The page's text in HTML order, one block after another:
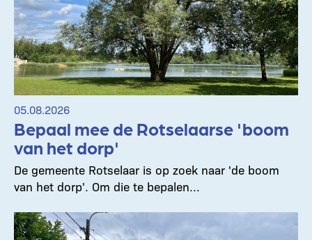
05.08.2026
Bepaal mee de Rotselaarse 'boom
van het dorp'
De gemeente Rotselaar is op zoek naar 'de boom
van het dorp'. Om die te bepalen...